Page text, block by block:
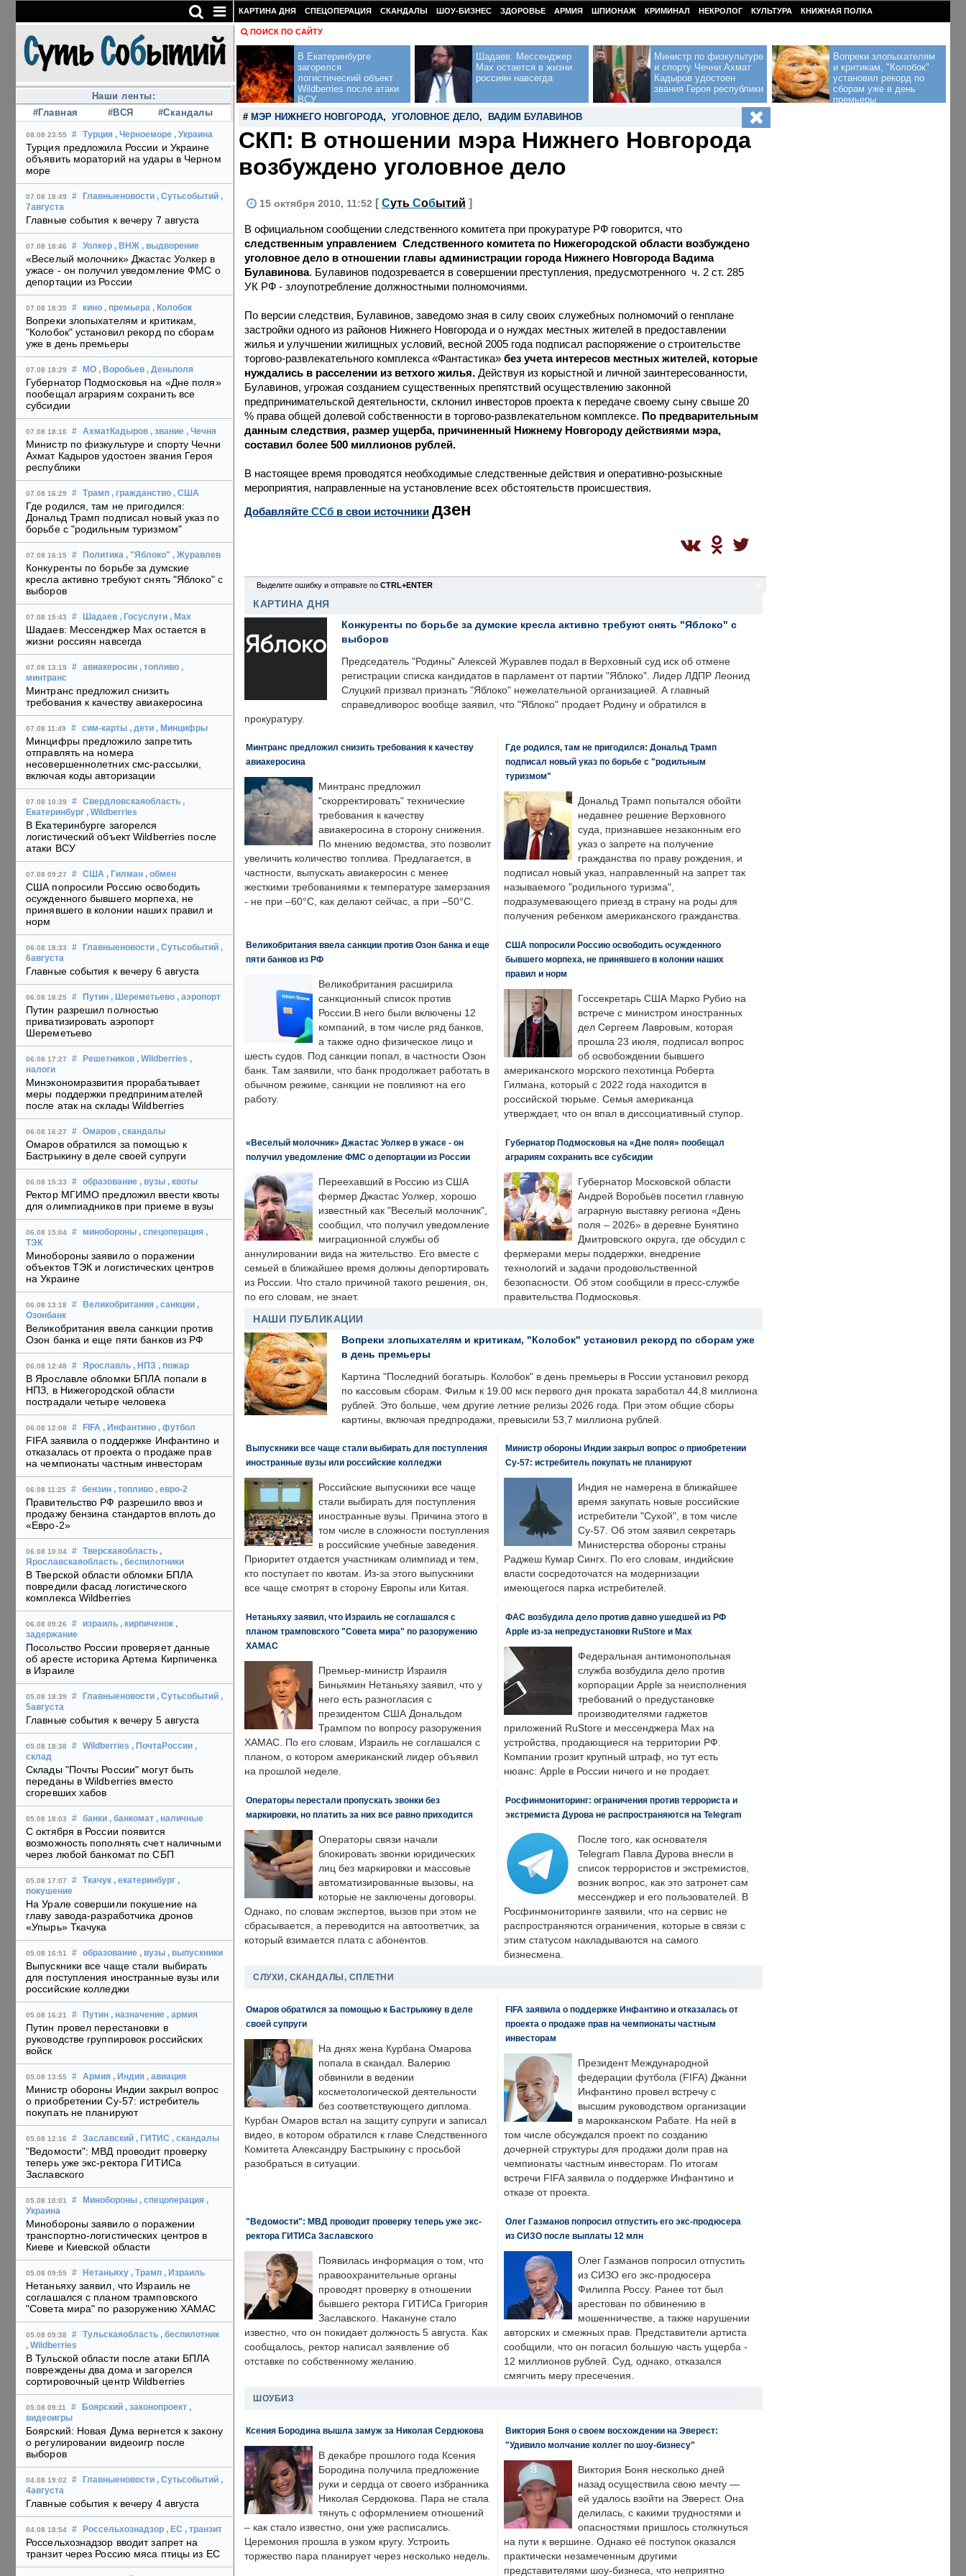
Наши ленты:
#Главная
#ВСЯ #Скандалы
08.08 23:55 # Турция , Черноеморе , Украина
Турция предложила России и Украине
объявить мораторий на удары в Черном
море
07.08 18:49 # Главныеновости , Сутьсобытий ,
7августа
Главные события к вечеру 7 августа
07.08 18:46 # Уолкер , ВНЖ , выдворение
«Веселый молочник» Джастас Уолкер в
ужасе - он получил уведомление ФМС о
депортации из России
07.08 18:35 # кино , премьера , Колобок
Вопреки злопыхателям и критикам,
"Колобок" установил рекорд по сборам
уже в день премьеры
07.08 18:29 # МО , Воробьев , Деньполя
Губернатор Подмосковья на «Дне поля»
пообещал аграриям сохранить все
субсидии
07.08 18:16 # АхматКадыров , звание , Чечня
Министр по физкультуре и спорту Чечни
Ахмат Кадыров удостоен звания Героя
республики
07.08 16:29 # Трамп , гражданство , США
Где родился, там не пригодился:
Дональд Трамп подписал новый указ по
борьбе с "родильным туризмом"
07.08 16:15 # Политика , "Яблоко" , Журавлев
Конкуренты по борьбе за думские
кресла активно требуют снять "Яблоко" с
выборов
07.08 15:43 # Шадаев , Госуслуги , Max
Шадаев: Мессенджер Max остается в
жизни россиян навсегда
07.08 13:19 # авиакеросин , топливо ,
минтранс
Минтранс предложил снизить
требования к качеству авиакеросина
07.08 11:49 # сим-карты , дети , Минцифры
Минцифры предложило запретить
отправлять на номера
несовершеннолетних смс-рассылки,
включая коды авторизации
07.08 10:39 # Свердловскаяобласть ,
Екатеринбург , Wildberries
В Екатеринбурге загорелся
логистический объект Wildberries после
атаки ВСУ
07.08 09:27 # США , Гилман , обмен
США попросили Россию освободить
осужденного бывшего морпеха, не
принявшего в колонии наших правил и
норм
06.08 18:33 # Главныеновости , Сутьсобытий ,
6августа
Главные события к вечеру 6 августа
06.08 18:25 # Путин , Шереметьево , аэропорт
Путин разрешил полностью
приватизировать аэропорт
Шереметьево
06.08 17:27 # Решетников , Wildberries ,
налоги
Минэкономразвития прорабатывает
меры поддержки предпринимателей
после атак на склады Wildberries
06.08 16:27 # Омаров , скандалы
Омаров обратился за помощью к
Бастрыкину в деле своей супруги
06.08 15:33 # образование , вузы , квоты
Ректор МГИМО предложил ввести квоты
для олимпиадников при приеме в вузы
06.08 15:04 # минобороны , спецоперация ,
ТЭК
Минобороны заявило о поражении
объектов ТЭК и логистических центров
на Украине
06.08 13:18 # Великобритания , санкции ,
Озонбанк
Великобритания ввела санкции против
Озон банка и еще пяти банков из РФ
06.08 12:48 # Ярославль , НПЗ , пожар
В Ярославле обломки БПЛА попали в
НПЗ, в Нижегородской области
пострадали четыре человека
06.08 12:08 # FIFA , Инфантино , футбол
FIFA заявила о поддержке Инфантино и
отказалась от проекта о продаже прав
на чемпионаты частным инвесторам
06.08 11:25 # бензин , топливо , евро-2
Правительство РФ разрешило ввоз и
продажу бензина стандартов вплоть до
«Евро-2»
06.08 10:04 # Тверскаяобласть ,
Ярославскаяобласть , беспилотники
В Тверской области обломки БПЛА
повредили фасад логистического
комплекса Wildberries
06.08 09:26 # израиль , кирпиченок ,
задержание
Посольство России проверяет данные
об аресте историка Артема Кирпиченка
в Израиле
05.08 18:39 # Главныеновости , Сутьсобытий ,
5августа
Главные события к вечеру 5 августа
05.08 18:38 # Wildberries , ПочтаРоссии ,
склад
Склады "Почты России" могут быть
переданы в Wildberries вместо
сгоревших хабов
05.08 18:03 # банки , банкомат , наличные
С октября в России появится
возможность пополнять счет наличными
через любой банкомат по СБП
05.08 17:07 # Ткачук , екатеринбург ,
покушение
На Урале совершили покушение на
главу завода-разработчика дронов
«Упырь» Ткачука
05.08 16:51 # образование , вузы , выпускники
Выпускники все чаще стали выбирать
для поступления иностранные вузы или
российские колледжи
05.08 16:21 # Путин , назначение , армия
Путин провел перестановки в
руководстве группировок российских
войск
05.08 13:55 # Армия , Индия , авиация
Министр обороны Индии закрыл вопрос
о приобретении Су-57: истребитель
покупать не планируют
05.08 12:16 # Заславский , ГИТИС , скандалы
"Ведомости": МВД проводит проверку
теперь уже экс-ректора ГИТИСа
Заславского
05.08 10:01 # Минобороны , спецоперация ,
Украина
Минобороны заявило о поражении
транспортно-логистических центров в
Киеве и Киевской области
05.08 09:55 # Нетаньяху , Трамп , Израиль
Нетаньяху заявил, что Израиль не
соглашался с планом трамповского
"Совета мира" по разоружению ХАМАС
05.08 09:38 # Тульскаяобласть , беспилотник
, Wildberries
В Тульской области после атаки БПЛА
повреждены два дома и загорелся
сортировочный центр Wildberries
05.08 09:11 # Боярский , законопроект ,
видеоигры
Боярский: Новая Дума вернется к закону
о регулировании видеоигр после
выборов
04.08 19:02 # Главныеновости , Сутьсобытий ,
4августа
Главные события к вечеру 4 августа
04.08 18:54 # Россельхознадзор , ЕС , транзит
Россельхознадзор вводит запрет на
транзит через Россию мяса птицы из ЕС
КАРТИНА ДНЯ СПЕЦОПЕРАЦИЯ СКАНДАЛЫ ШОУ-БИЗНЕС ЗДОРОВЬЕ АРМИЯ ШПИОНАЖ КРИМИНАЛ НЕКРОЛОГ КУЛЬТУРА КНИЖНАЯ ПОЛКА
ПОИСК ПО САЙТУ
В Екатеринбурге
загорелся
логистический объект
Wildberries после атаки
ВСУ
Шадаев: Мессенджер
Max остается в жизни
россиян навсегда
Министр по физкультуре
и спорту Чечни Ахмат
Кадыров удостоен
звания Героя республики
Вопреки злопыхателям
и критикам, "Колобок"
установил рекорд по
сборам уже в день
премьеры
# МЭР НИЖНЕГО НОВГОРОДА, УГОЛОВНОЕ ДЕЛО, ВАДИМ БУЛАВИНОВ
СКП: В отношении мэра Нижнего Новгорода
возбуждено уголовное дело
15 октября 2010, 11:52 [ Суть Событий ]
В официальном сообщении следственного комитета при прокуратуре РФ говорится, что
следственным управлением Следственного комитета по Нижегородской области возбуждено
уголовное дело в отношении главы администрации города Нижнего Новгорода Вадима
Булавинова. Булавинов подозревается в совершении преступления, предусмотренного ч. 2 ст. 285
УК РФ - злоупотребление должностными полномочиями.
По версии следствия, Булавинов, заведомо зная в силу своих служебных полномочий о генплане
застройки одного из районов Нижнего Новгорода и о нуждах местных жителей в предоставлении
жилья и улучшении жилищных условий, весной 2005 года подписал распоряжение о строительстве
торгово-развлекательного комплекса «Фантастика» без учета интересов местных жителей, которые
нуждались в расселении из ветхого жилья. Действуя из корыстной и личной заинтересованности,
Булавинов, угрожая созданием существенных препятствий осуществлению законной
предпринимательской деятельности, склонил инвесторов проекта к передаче своему сыну свыше 20
% права общей долевой собственности в торгово-развлекательном комплексе. По предварительным
данным следствия, размер ущерба, причиненный Нижнему Новгороду действиями мэра,
составил более 500 миллионов рублей.
В настоящее время проводятся необходимые следственные действия и оперативно-розыскные
мероприятия, направленные на установление всех обстоятельств происшествия.
Добавляйте CСб в свои источники дзен
Выделите ошибку и отправьте по CTRL+ENTER
КАРТИНА ДНЯ
Конкуренты по борьбе за думские кресла активно требуют снять "Яблоко" с
выборов
Председатель "Родины" Алексей Журавлев подал в Верховный суд иск об отмене
регистрации списка кандидатов в парламент от партии "Яблоко". Лидер ЛДПР Леонид
Слуцкий призвал признать "Яблоко" нежелательной организацией. А главный
справедливорос вообще заявил, что "Яблоко" продает Родину и обратился в
прокуратуру.
Минтранс предложил снизить требования к качеству
авиакеросина
Минтранс предложил
"скорректировать" технические
требования к качеству
авиакеросина в сторону снижения.
По мнению ведомства, это позволит
увеличить количество топлива. Предлагается, в
частности, выпускать авиакеросин с менее
жесткими требованиями к температуре замерзания
- не при –60°C, как делают сейчас, а при –50°C.
Где родился, там не пригодился: Дональд Трамп
подписал новый указ по борьбе с "родильным
туризмом"
Дональд Трамп попытался обойти
недавнее решение Верховного
суда, признавшее незаконным его
указ о запрете на получение
гражданства по праву рождения, и
подписал новый указ, направленный на запрет так
называемого "родильного туризма",
подразумевающего приезд в страну на роды для
получения ребенком американского гражданства.
Великобритания ввела санкции против Озон банка и еще
пяти банков из РФ
Великобритания расширила
санкционный список против
России.В него были включены 12
компаний, в том числе ряд банков,
а также одно физическое лицо и
шесть судов. Под санкции попал, в частности Озон
банк. Там заявили, что банк продолжает работать в
обычном режиме, санкции не повлияют на его
работу.
США попросили Россию освободить осужденного
бывшего морпеха, не принявшего в колонии наших
правил и норм
Госсекретарь США Марко Рубио на
встрече с министром иностранных
дел Сергеем Лавровым, которая
прошла 23 июля, подписал вопрос
об освобождении бывшего
американского морского пехотинца Роберта
Гилмана, который с 2022 года находится в
российской тюрьме. Семья американца
утверждает, что он впал в диссоциативный ступор.
«Веселый молочник» Джастас Уолкер в ужасе - он
получил уведомление ФМС о депортации из России
Переехавший в Россию из США
фермер Джастас Уолкер, хорошо
известный как "Веселый молочник",
сообщил, что получил уведомление
миграционной службы об
аннулировании вида на жительство. Его вместе с
семьей в ближайшее время должны депортировать
из России. Что стало причиной такого решения, он,
по его словам, не знает.
Губернатор Подмосковья на «Дне поля» пообещал
аграриям сохранить все субсидии
Губернатор Московской области
Андрей Воробьёв посетил главную
аграрную выставку региона «День
поля – 2026» в деревне Бунятино
Дмитровского округа, где обсудил с
фермерами меры поддержки, внедрение
технологий и задачи продовольственной
безопасности. Об этом сообщили в пресс-службе
правительства Подмосковья.
НАШИ ПУБЛИКАЦИИ
Вопреки злопыхателям и критикам, "Колобок" установил рекорд по сборам уже
в день премьеры
Картина "Последний богатырь. Колобок" в день премьеры в России установил рекорд
по кассовым сборам. Фильм к 19.00 мск первого дня проката заработал 44,8 миллиона
рублей. Это больше, чем другие летние релизы 2026 года. При этом общие сборы
картины, включая предпродажи, превысили 53,7 миллиона рублей.
Выпускники все чаще стали выбирать для поступления
иностранные вузы или российские колледжи
Российские выпускники все чаще
стали выбирать для поступления
иностранные вузы. Причина этого в
том числе в сложности поступления
в российские учебные заведения.
Приоритет отдается участникам олимпиад и тем,
кто поступает по квотам. Из-за этого выпускники
все чаще смотрят в сторону Европы или Китая.
Министр обороны Индии закрыл вопрос о приобретении
Су-57: истребитель покупать не планируют
Индия не намерена в ближайшее
время закупать новые российские
истребители "Сухой", в том числе
Су-57. Об этом заявил секретарь
Министерства обороны страны
Раджеш Кумар Сингх. По его словам, индийские
власти сосредоточатся на модернизации
имеющегося парка истребителей.
Нетаньяху заявил, что Израиль не соглашался с
планом трамповского "Совета мира" по разоружению
ХАМАС
Премьер-министр Израиля
Биньямин Нетаньяху заявил, что у
него есть разногласия с
президентом США Дональдом
Трампом по вопросу разоружения
ХАМАС. По его словам, Израиль не соглашался с
планом, о котором американский лидер объявил
на прошлой неделе.
ФАС возбудила дело против давно ушедшей из РФ
Apple из-за непредустановки RuStore и Max
Федеральная антимонопольная
служба возбудила дело против
корпорации Apple за неисполнения
требований о предустановке
производителями гаджетов
приложений RuStore и мессенджера Max на
устройства, продающиеся на территории РФ.
Компании грозит крупный штраф, но тут есть
нюанс: Apple в России ничего и не продает.
Операторы перестали пропускать звонки без
маркировки, но платить за них все равно приходится
Операторы связи начали
блокировать звонки юридических
лиц без маркировки и массовые
автоматизированные вызовы, на
которые не заключены договоры.
Однако, по словам экспертов, вызов при этом не
сбрасывается, а переводится на автоответчик, за
который взимается плата с абонентов.
Росфинмониторинг: ограничения против террориста и
экстремиста Дурова не распространяются на Telegram
После того, как основателя
Telegram Павла Дурова внесли в
список террористов и экстремистов,
возник вопрос, как это затронет сам
мессенджер и его пользователей. В
Росфинмониторинге заявили, что на сервис не
распространяются ограничения, которые в связи с
этим статусом накладываются на самого
бизнесмена.
СЛУХИ, СКАНДАЛЫ, СПЛЕТНИ
Омаров обратился за помощью к Бастрыкину в деле
своей супруги
На днях жена Курбана Омарова
попала в скандал. Валерию
обвинили в ведении
косметологической деятельности
без соответствующего диплома.
Курбан Омаров встал на защиту супруги и записал
видео, в котором обратился к главе Следственного
Комитета Александру Бастрыкину с просьбой
разобраться в ситуации.
FIFA заявила о поддержке Инфантино и отказалась от
проекта о продаже прав на чемпионаты частным
инвесторам
Президент Международной
федерации футбола (FIFA) Джанни
Инфантино провел встречу с
высшим руководством организации
в марокканском Рабате. На ней в
том числе обсуждался проект по созданию
дочерней структуры для продажи доли прав на
чемпионаты частным инвесторам. По итогам
встречи FIFA заявила о поддержке Инфантино и
отказе от проекта.
"Ведомости": МВД проводит проверку теперь уже экс-
ректора ГИТИСа Заславского
Появилась информация о том, что
правоохранительные органы
проводят проверку в отношении
бывшего ректора ГИТИСа Григория
Заславского. Накануне стало
известно, что он покидает должность 5 августа. Как
сообщалось, ректор написал заявление об
отставке по собственному желанию.
Олег Газманов попросил отпустить его экс-продюсера
из СИЗО после выплаты 12 млн
Олег Газманов попросил отпустить
из СИЗО его экс-продюсера
Филиппа Россу. Ранее тот был
арестован по обвинению в
мошенничестве, а также нарушении
авторских и смежных прав. Представители артиста
сообщили, что он погасил большую часть ущерба -
12 миллионов рублей. Суд, однако, отказался
смягчить меру пресечения.
ШОУБИЗ
Ксения Бородина вышла замуж за Николая Сердюкова
В декабре прошлого года Ксения
Бородина получила предложение
руки и сердца от своего избранника
Николая Сердюкова. Пара не стала
тянуть с оформлением отношений
– как стало известно, они уже расписались.
Церемония прошла в узком кругу. Устроить
торжество пара планирует через несколько недель.
Виктория Боня о своем восхождении на Эверест:
"Удивило молчание коллег по шоу-бизнесу"
Виктория Боня несколько дней
назад осуществила свою мечту —
ей удалось взойти на Эверест. Она
делилась, с какими трудностями и
опасностями пришлось столкнуться
на пути к вершине. Однако её поступок оказался
практически незамеченным другими
представителями шоу-бизнеса, что неприятно